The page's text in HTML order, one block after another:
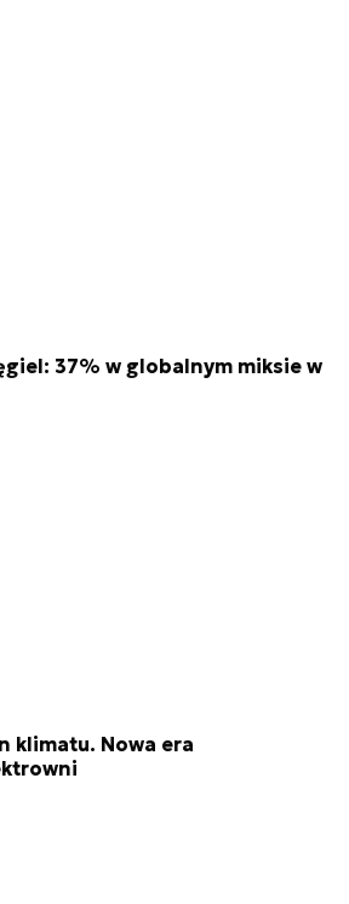
37% w globalnym miksie w
klimatu. Nowa era